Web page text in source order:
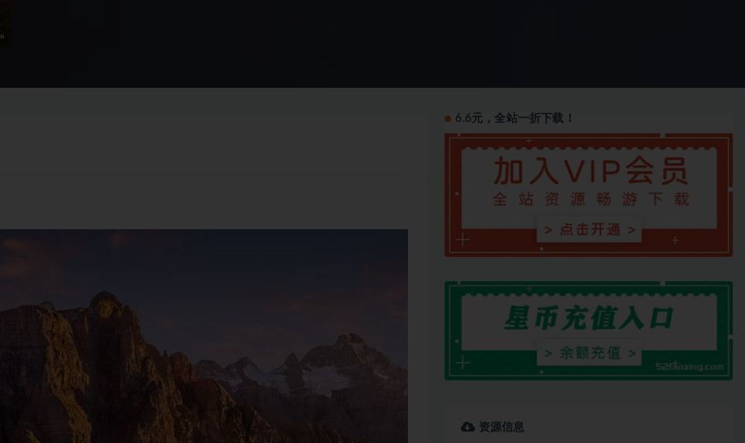
6.6元，全站一折下载！
资源信息